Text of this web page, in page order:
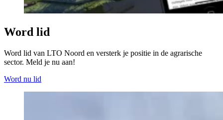
Word lid
Word lid van LTO Noord en versterk je positie in de agrarische
sector. Meld je nu aan!
Word nu lid